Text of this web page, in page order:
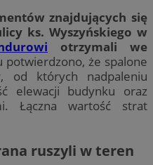
znajdujących się
ks. Wyszyńskiego w
otrzymali we
potwierdzono, że spalone
od których nadpaleniu
elewacji budynku oraz
Łączna wartość strat
ruszyli w teren